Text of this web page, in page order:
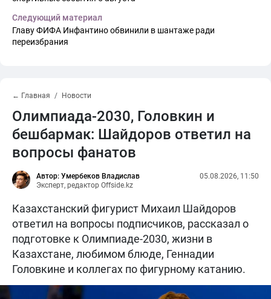
Следующий материал
Главу ФИФА Инфантино обвинили в шантаже ради
переизбрания
← Главная Новости
Олимпиада-2030, Головкин и
бешбармак: Шайдоров ответил на
вопросы фанатов
Автор: Умербеков Владислав
Эксперт, редактор Offside.kz
05.08.2026, 11:50
Казахстанский фигурист Михаил Шайдоров
ответил на вопросы подписчиков, рассказал о
подготовке к Олимпиаде-2030, жизни в
Казахстане, любимом блюде, Геннадии
Головкине и коллегах по фигурному катанию.